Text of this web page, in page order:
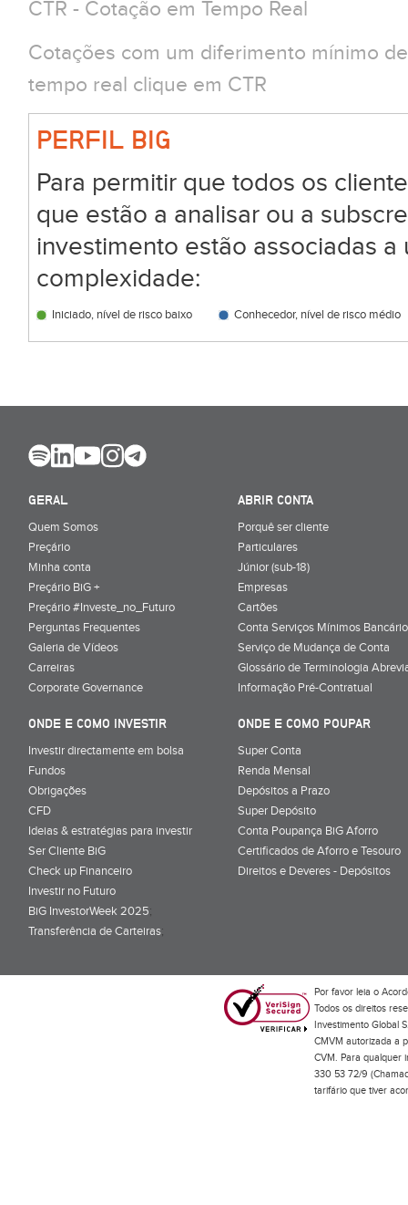
CTR - Cotação em Tempo Real
Cotações com um diferimento mínimo
tempo real clique em CTR
PERFIL BIG
Para permitir que todos os
que estão a analisar ou a
investimento estão associadas
complexidade:
Iniciado, nível de risco baixo Conhecedor, nível de risco médio
GERAL
Quem Somos
Preçário
Minha conta
Preçário BiG +
Preçário #Investe_no_Futuro
Perguntas Frequentes
Galeria de Vídeos
Carreiras
Corporate Governance
ABRIR CONTA
Porquê ser cliente
Particulares
Júnior (sub-18)
Empresas
Cartões
Conta Serviços Mínimos
Serviço de Mudança de Conta
Glossário de Terminologia
Informação Pré-Contratual
ONDE E COMO INVESTIR
Investir directamente em bolsa
Fundos
Obrigações
CFD
Ideias & estratégias para investir
Ser Cliente BiG
Check up Financeiro
Investir no Futuro
BiG InvestorWeek 2025;
Transferência de Carteiras;
ONDE E COMO POUPAR
Super Conta
Renda Mensal
Depósitos a Prazo
Super Depósito
Conta Poupança BiG Aforro
Certificados de Aforro e Tesouro
Direitos e Deveres - Depósitos
Por favor leia o
Todos os direitos
Investimento Global
CMVM autorizada a
CVM. Para qualquer
330 53 72/9
tarifário que tiver